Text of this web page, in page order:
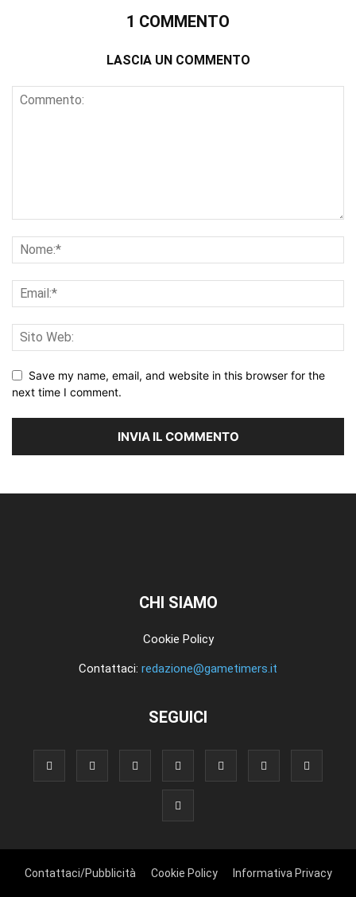
1 COMMENTO
LASCIA UN COMMENTO
Save my name, email, and website in this browser for the
next time I comment.
CHI SIAMO
Cookie Policy
Contattaci: redazione@gametimers.it
SEGUICI
Contattaci/Pubblicità Cookie Policy Informativa Privacy